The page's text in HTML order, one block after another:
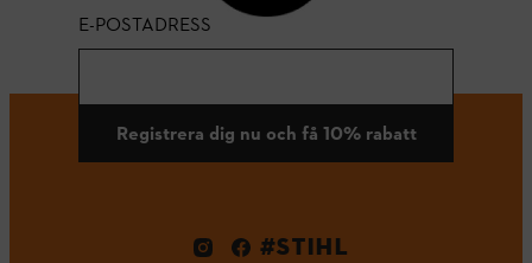
E-POSTADRESS
Registrera dig nu och få 10% rabatt
#STIHL